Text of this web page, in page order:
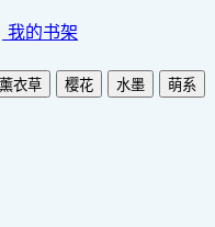
我的书架
薰衣草 樱花 水墨
萌系